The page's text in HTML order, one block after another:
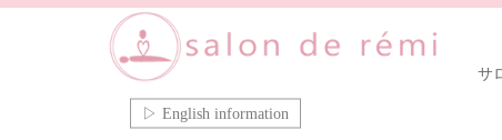
▷ English information
サ